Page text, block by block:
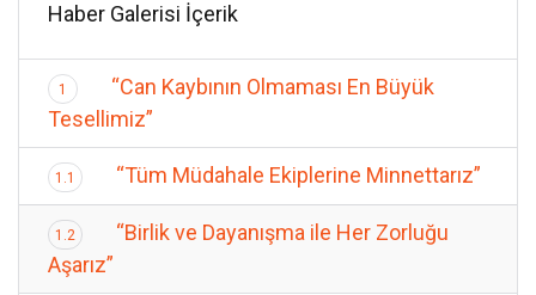
Haber Galerisi İçerik
1
“Can Kaybının Olmaması En Büyük
Tesellimiz”
1.1 “Tüm Müdahale Ekiplerine Minnettarız”
1.2
“Birlik ve Dayanışma ile Her Zorluğu
Aşarız”